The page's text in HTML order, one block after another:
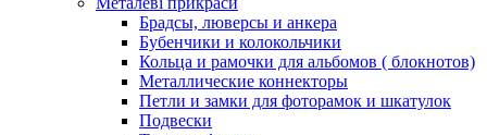
Брадсы, люверсы и анкера
Бубенчики и колокольчики
Кольца и рамочки для альбомов ( блокнотов)
Металлические коннекторы
Петли и замки для фоторамок и шкатулок
Подвески